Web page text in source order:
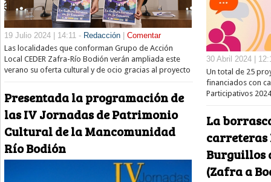
19 Julio 2024 | 14:11 - Redacción| Comentar
Las localidades que conforman Grupo de Acción
Local CEDER Zafra-Río Bodión verán ampliada este
verano su oferta cultural y de ocio gracias al proyecto
Presentada la programación de
las IV Jornadas de Patrimonio
Cultural de la Mancomunidad
Río Bodión
30 Abril 2024 |
Un total de 25
financiados con
Participativos
La
carreteras
Burguillos
(Zafra a